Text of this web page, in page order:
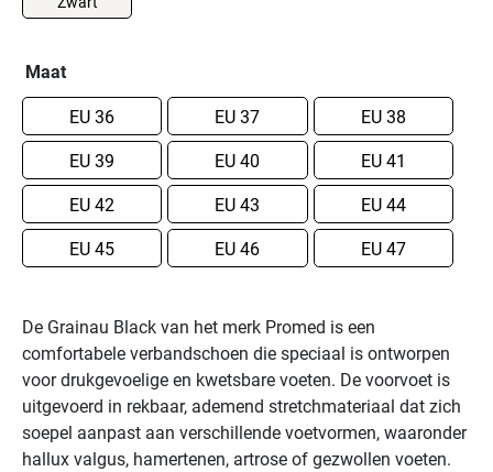
De Grainau Black van het merk Promed is een
comfortabele verbandschoen die speciaal is ontworpen
voor drukgevoelige en kwetsbare voeten. De voorvoet is
uitgevoerd in rekbaar, ademend stretchmateriaal dat zich
soepel aanpast aan verschillende voetvormen, waaronder
hallux valgus, hamertenen, artrose of gezwollen voeten.
Maat
36
37
38
39
40
41
42
43
44
45
46 47
De
Grainau
Black
van
het
merk